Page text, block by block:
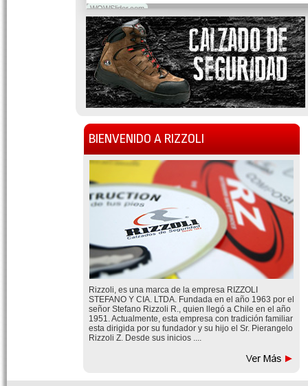
WOWSlider.com
BIENVENIDO A RIZZOLI
Rizzoli, es una marca de la empresa RIZZOLI
STEFANO Y CIA. LTDA. Fundada en el año 1963 por el
señor Stefano Rizzoli R., quien llegó a Chile en el año
1951. Actualmente, esta empresa con tradición familiar
esta dirigida por su fundador y su hijo el Sr. Pierangelo
Rizzoli Z. Desde sus inicios ....